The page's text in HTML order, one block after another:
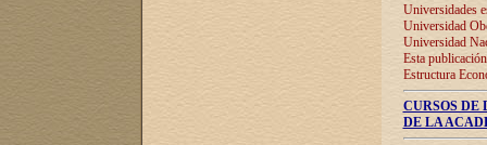
Universidades
Universidad
Universidad
Esta
Estructura
CURSOS
DE LA